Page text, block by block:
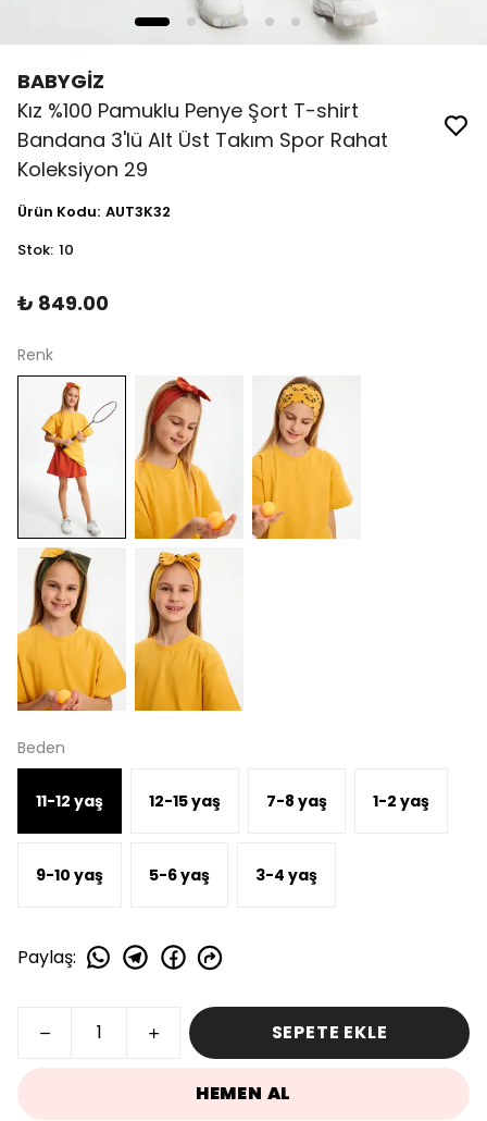
BABYGİZ
Kız %100 Pamuklu Penye Şort T-shirt
Bandana 3'lü Alt Üst Takım Spor Rahat
Koleksiyon 29
Ürün Kodu: AUT3K32
Stok: 10
₺ 849.00
Renk
Beden
11-12 yaş 12-15 yaş 7-8 yaş 1-2 yaş
9-10 yaş 5-6 yaş 3-4 yaş
Paylaş:
SEPETE EKLE
HEMEN AL